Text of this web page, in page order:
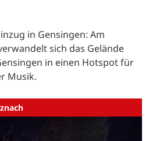
in Gensingen: Am
sich das Gelände
in einen Hotspot für
Musik.